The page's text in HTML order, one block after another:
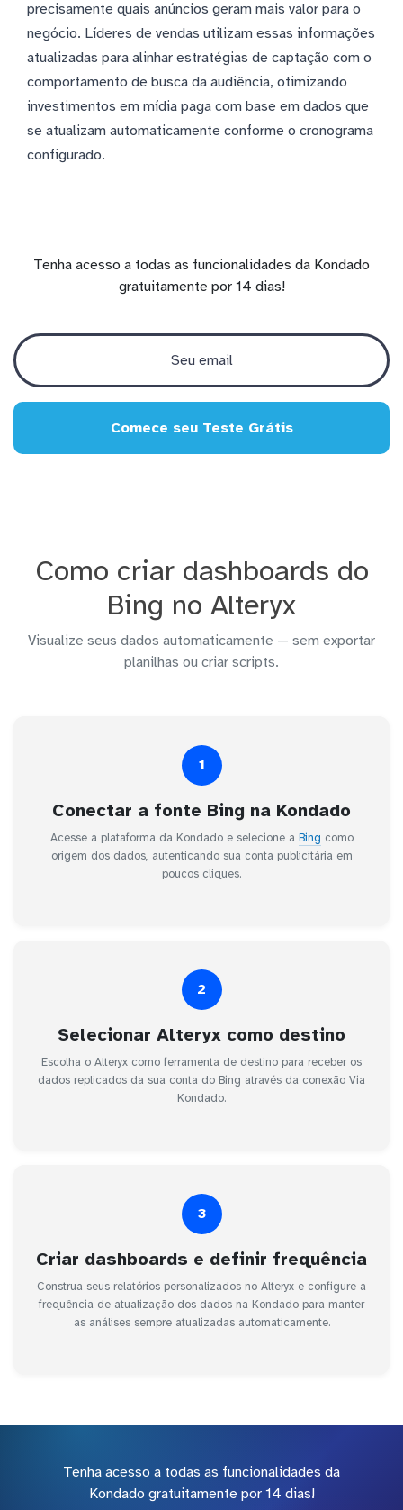
precisamente quais anúncios geram mais valor para o
negócio. Líderes de vendas utilizam essas informações
atualizadas para alinhar estratégias de captação com o
comportamento de busca da audiência, otimizando
investimentos em mídia paga com base em dados que
se atualizam automaticamente conforme o cronograma
configurado.
Tenha acesso a todas as funcionalidades da Kondado
gratuitamente por 14 dias!
Comece seu Teste Grátis
Como criar dashboards do
Bing no Alteryx
Visualize seus dados automaticamente — sem exportar
planilhas ou criar scripts.
1
Conectar a fonte Bing na Kondado
Acesse a plataforma da Kondado e selecione a Bing como
origem dos dados, autenticando sua conta publicitária em
poucos cliques.
2
Selecionar Alteryx como destino
Escolha o Alteryx como ferramenta de destino para receber os
dados replicados da sua conta do Bing através da conexão Via
Kondado.
3
Criar dashboards e definir frequência
Construa seus relatórios personalizados no Alteryx e configure a
frequência de atualização dos dados na Kondado para manter
as análises sempre atualizadas automaticamente.
Tenha acesso a todas as funcionalidades da
Kondado gratuitamente por 14 dias!